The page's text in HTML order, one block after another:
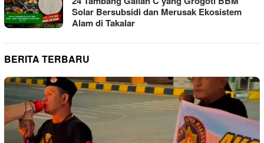
Solar Bersubsidi dan Merusak Ekosistem
Alam di Takalar
BERITA TERBARU